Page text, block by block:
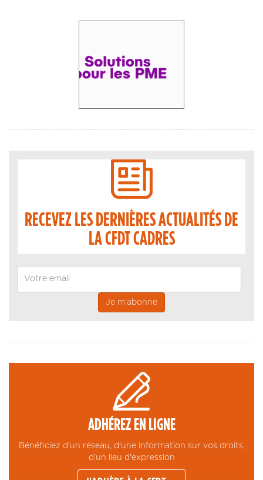
RECEVEZ LES DERNIÈRES ACTUALITÉS DE
LA CFDT CADRES
ADHÉREZ EN LIGNE
Bénéficiez d'un réseau, d'une information sur vos droits,
d'un lieu d'expression